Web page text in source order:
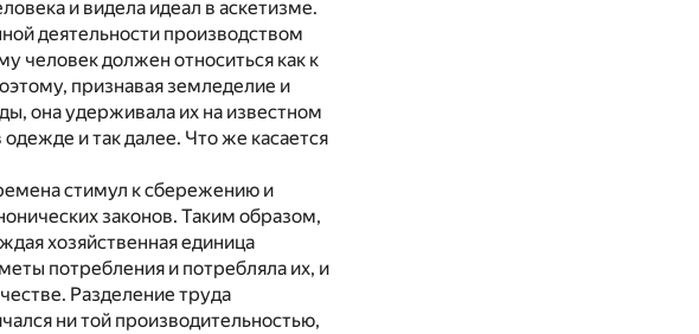
и видела идеал в аскетизме.
деятельности производством
человек должен относиться как к
признавая земледелие и
она удерживала их на известном
и так далее. Что же касается
стимул к сбережению и
законов. Таким образом,
хозяйственная единица
потребления и потребляла их, и
Разделение труда
ни той производительностью,